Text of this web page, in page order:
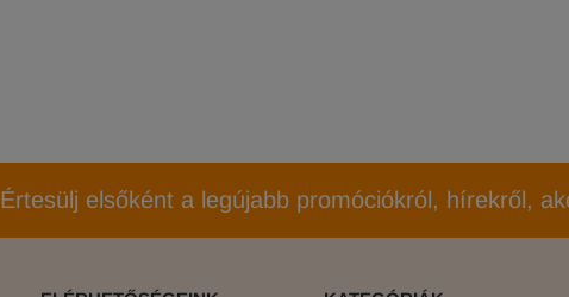
Értesülj elsőként a legújabb promóciókról, hírekről,